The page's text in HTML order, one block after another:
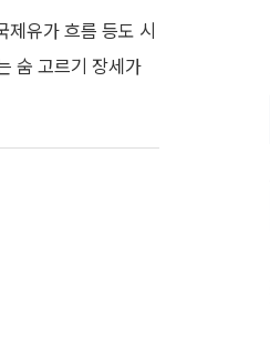
유가 흐름 등도 시
숨 고르기 장세가